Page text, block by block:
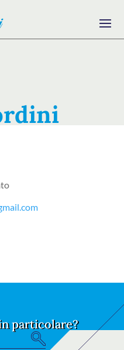
particolare?
S
e